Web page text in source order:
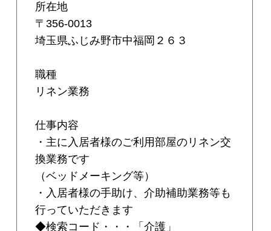
所在地
〒356-0013
埼玉県ふじみ野市中福岡２６３
職種
リネン業務
仕事内容
・主に入居者様のご利用部屋のリネン交
換業務です
（ベッドメーキング等）
・入居者様の手助け、介助補助業務等も
行っていただきます
◆検索コード・・・「介護」